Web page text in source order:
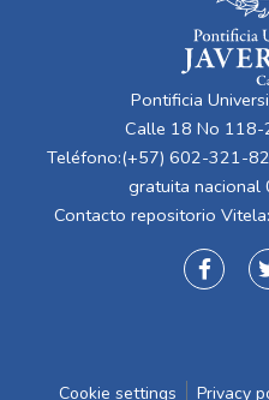
Pontificia
Calle 18 No 118-
Teléfono:(+57) 602-321-
gratuita
Contacto repositorio Vitela:
Cookie settings Privacy